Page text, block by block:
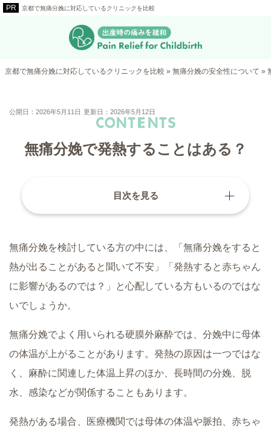
京都で無痛分娩に対応しているクリニックを比較
京都で無痛分娩に対応しているクリニックを比較 » 無痛分娩の安全性について »
公開日：2026年5月11日 更新日：2026年5月12日
無痛分娩で発熱することはある？
目次を見る
無痛分娩を検討している方の中には、「無痛分娩をすると
熱が出ることがあると聞いて不安」「発熱すると赤ちゃん
に影響があるのでは？」と心配している方もいるのではな
いでしょうか。
無痛分娩でよく用いられる硬膜外麻酔では、分娩中に母体
の体温が上がることがあります。発熱の原因は一つではな
く、麻酔に関連した体温上昇のほか、長時間の分娩、脱
水、感染などが関係することもあります。
発熱がある場合、医療機関では母体の体温や脈拍、赤ちゃ